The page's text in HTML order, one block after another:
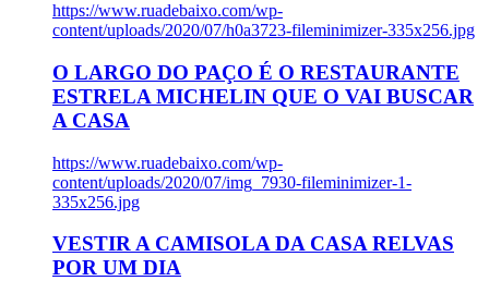
https://www.ruadebaixo.com/wp-
content/uploads/2020/07/h0a3723-fileminimizer-335x256.jpg
O LARGO DO PAÇO É O RESTAURANTE
ESTRELA MICHELIN QUE O VAI BUSCAR
A CASA
https://www.ruadebaixo.com/wp-
content/uploads/2020/07/img_7930-fileminimizer-1-
335x256.jpg
VESTIR A CAMISOLA DA CASA RELVAS
POR UM DIA